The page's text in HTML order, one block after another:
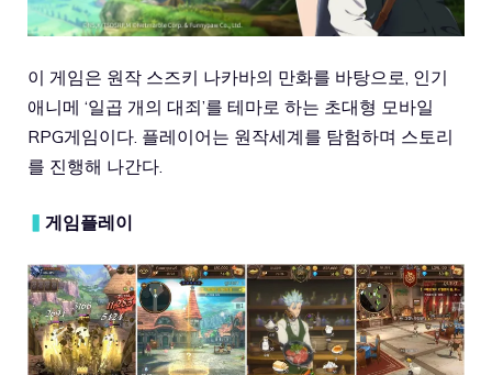
이 게임은 원작 스즈키 나카바의 만화를 바탕으로, 인기
애니메 ‘일곱 개의 대죄’를 테마로 하는 초대형 모바일
RPG게임이다. 플레이어는 원작세계를 탐험하며 스토리
를 진행해 나간다.
▍ 게임플레이